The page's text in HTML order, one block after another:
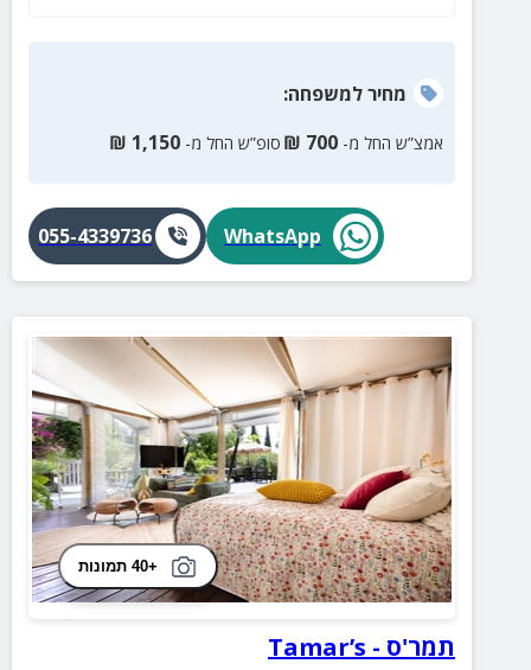
מחירלמשפחה:
אמצ”ש החל מ- 700
₪ סופ”ש החל מ- 1,150
₪
WhatsApp
055-4339736
+40 תמונות
תמר'ס - Tamar’s